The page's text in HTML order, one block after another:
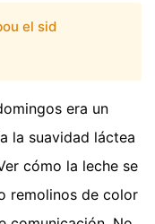
el sid
era un
la suavidad láctea
cómo la leche se
remolinos de color